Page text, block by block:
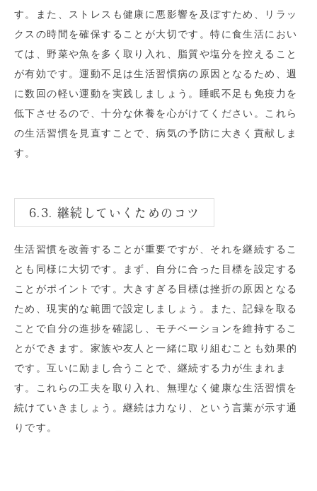
す。また、ストレスも健康に悪影響を及ぼすため、リラッ
クスの時間を確保することが大切です。特に食生活におい
ては、野菜や魚を多く取り入れ、脂質や塩分を控えること
が有効です。運動不足は生活習慣病の原因となるため、週
に数回の軽い運動を実践しましょう。睡眠不足も免疫力を
低下させるので、十分な休養を心がけてください。これら
の生活習慣を見直すことで、病気の予防に大きく貢献しま
す。
6.3. 継続していくためのコツ
生活習慣を改善することが重要ですが、それを継続するこ
とも同様に大切です。まず、自分に合った目標を設定する
ことがポイントです。大きすぎる目標は挫折の原因となる
ため、現実的な範囲で設定しましょう。また、記録を取る
ことで自分の進捗を確認し、モチベーションを維持するこ
とができます。家族や友人と一緒に取り組むことも効果的
です。互いに励まし合うことで、継続する力が生まれま
す。これらの工夫を取り入れ、無理なく健康な生活習慣を
続けていきましょう。継続は力なり、という言葉が示す通
りです。